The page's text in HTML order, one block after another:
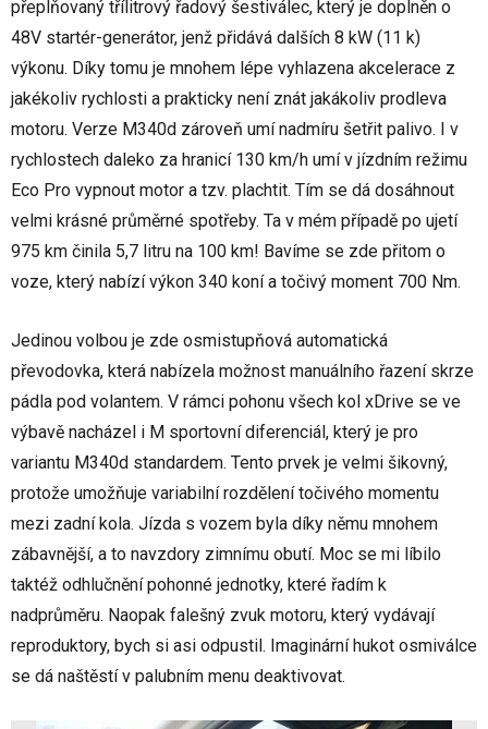
přeplňovaný třílitrový řadový šestiválec, který je doplněn o
48V startér-generátor, jenž přidává dalších 8 kW (11 k)
výkonu. Díky tomu je mnohem lépe vyhlazena akcelerace z
jakékoliv rychlosti a prakticky není znát jakákoliv prodleva
motoru. Verze M340d zároveň umí nadmíru šetřit palivo. I v
rychlostech daleko za hranicí 130 km/h umí v jízdním režimu
Eco Pro vypnout motor a tzv. plachtit. Tím se dá dosáhnout
velmi krásné průměrné spotřeby. Ta v mém případě po ujetí
975 km činila 5,7 litru na 100 km! Bavíme se zde přitom o
voze, který nabízí výkon 340 koní a točivý moment 700 Nm.
Jedinou volbou je zde osmistupňová automatická
převodovka, která nabízela možnost manuálního řazení skrze
pádla pod volantem. V rámci pohonu všech kol xDrive se ve
výbavě nacházel i M sportovní diferenciál, který je pro
variantu M340d standardem. Tento prvek je velmi šikovný,
protože umožňuje variabilní rozdělení točivého momentu
mezi zadní kola. Jízda s vozem byla díky němu mnohem
zábavnější, a to navzdory zimnímu obutí. Moc se mi líbilo
taktéž odhlučnění pohonné jednotky, které řadím k
nadprůměru. Naopak falešný zvuk motoru, který vydávají
reproduktory, bych si asi odpustil. Imaginární hukot osmiválce
se dá naštěstí v palubním menu deaktivovat.